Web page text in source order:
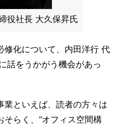
役社長 大久保昇氏
修化について、内田洋行 代
話をうかがう機会があっ
業といえば、読者の方々は
らく、“オフィス空間構